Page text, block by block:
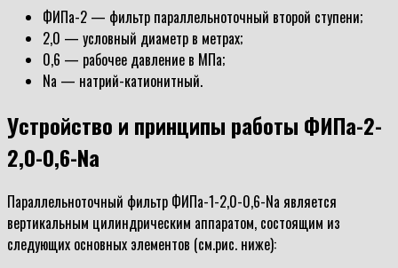
ФИПа-2 — фильтр параллельноточный второй ступени;
2,0 — условный диаметр в метрах;
0,6 — рабочее давление в МПа;
Na — натрий-катионитный.
Устройство и принципы работы ФИПа-2-
2,0-0,6-Na
Параллельноточный фильтр ФИПа-1-2,0-0,6-Na является
вертикальным цилиндрическим аппаратом, состоящим из
следующих основных элементов (см.рис. ниже):